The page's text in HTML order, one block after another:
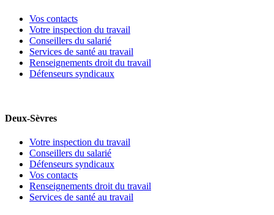
Vos contacts
Votre inspection du travail
Conseillers du salarié
Services de santé au travail
Renseignements droit du travail
Défenseurs syndicaux
Deux-Sèvres
Votre inspection du travail
Conseillers du salarié
Défenseurs syndicaux
Vos contacts
Renseignements droit du travail
Services de santé au travail